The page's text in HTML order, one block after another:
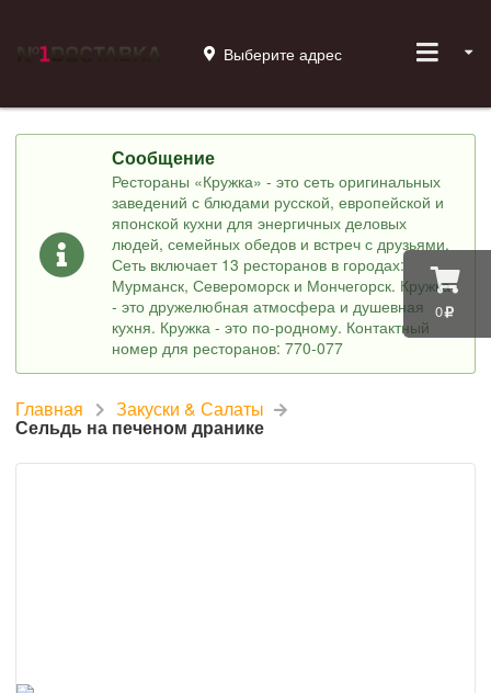
0
Выберите адрес
Сообщение
Рестораны «Кружка» - это сеть оригинальных
заведений с блюдами русской, европейской и
японской кухни для энергичных деловых
людей, семейных обедов и встреч с друзьями.
Сеть включает 13 ресторанов в городах:
Мурманск, Североморск и Мончегорск. Кружка
- это дружелюбная атмосфера и душевная
кухня. Кружка - это по-родному. Контактный
номер для ресторанов: 770-077
Главная Закуски & Салаты
Сельдь на печеном дранике